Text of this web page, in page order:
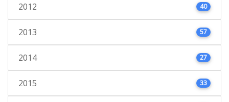
2012 40
2013 57
2014 27
2015 33